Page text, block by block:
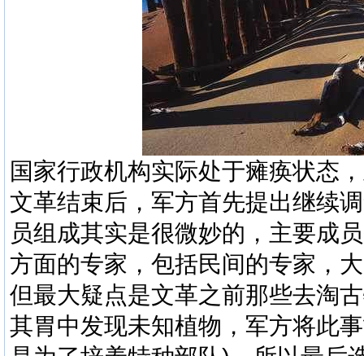
国家行政机构实际处于瘫痪状态
文革结束后，军方首先提出继续
员组成其实是很微妙的，主要成
方面的专家，包括民间的专家，
但最大疑点是文革之前那些去淘
其胃中发现未知植物，军方将此